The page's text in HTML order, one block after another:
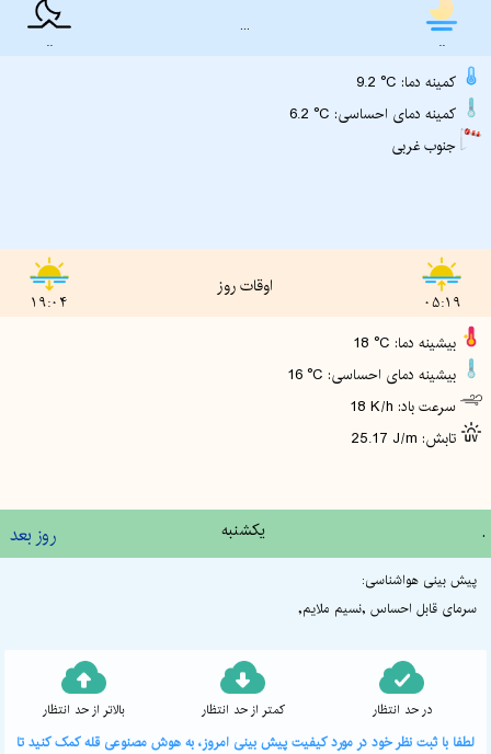
..
...
..
9.2 °C :کمینه دما
6.2 °C :کمینه دمای احساسی
جنوب غربی
19:04
اوقات روز
05:19
18 °C :بیشینه دما
16 °C :بیشینه دمای احساسی
18 K/h :سرعت باد
25.17 J/m :تابش
روز بعد یکشنبه .
پیش بینی هواشناسی:
سرمای قابل احساس ,نسیم ملایم,
بالاتر از حد انتظار کمتر از حد انتظار در حد انتظار
لطفا با ثبت نظر خود در مورد کیفیت پیش بینی امروز، به هوش مصنوعی قله کمک کنید تا